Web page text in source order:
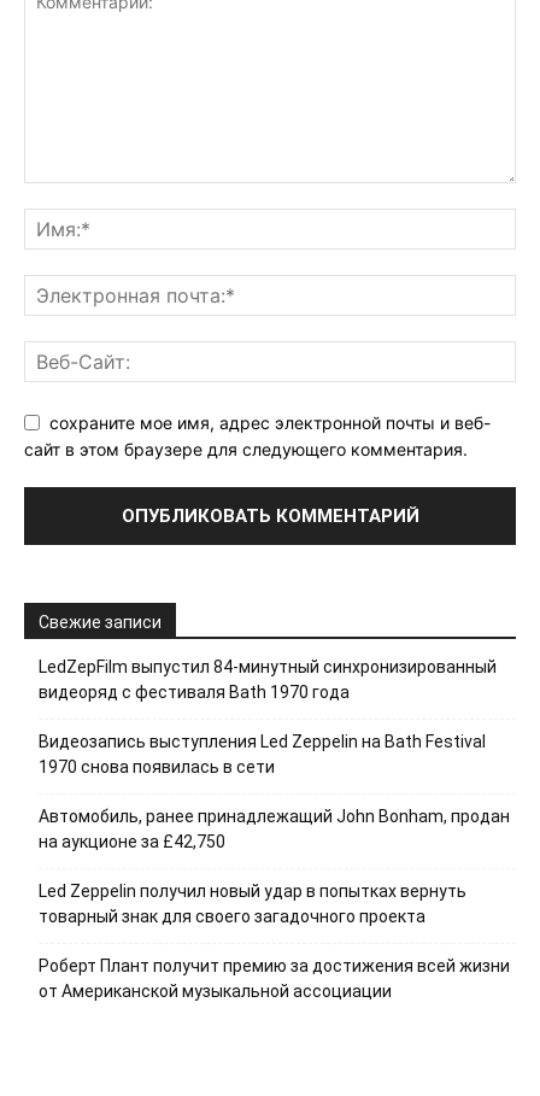
сохраните мое имя, адрес электронной почты и веб-
сайт в этом браузере для следующего комментария.
Свежие записи
LedZepFilm выпустил 84-минутный синхронизированный
видеоряд с фестиваля Bath 1970 года
Видеозапись выступления Led Zeppelin на Bath Festival
1970 снова появилась в сети
Автомобиль, ранее принадлежащий John Bonham, продан
на аукционе за £42,750
Led Zeppelin получил новый удар в попытках вернуть
товарный знак для своего загадочного проекта
Роберт Плант получит премию за достижения всей жизни
от Американской музыкальной ассоциации